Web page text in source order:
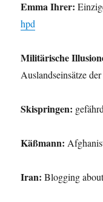
Emma Ihrer:
hpd
Militärische
Auslandseinsätze
Skispringen:
Käßmann:
Iran: Blogging